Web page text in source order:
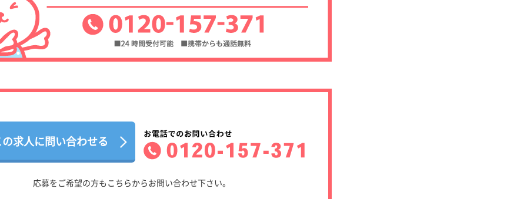
求人に問い合わせる
応募をご希望の方もこちらからお問い合わせ下さい。